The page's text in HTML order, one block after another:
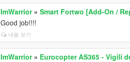
ImWarrior»Smart Fortwo [Add-On /
Good job!!!!
내용 보기
ImWarrior» Eurocopter AS365 - Vigili